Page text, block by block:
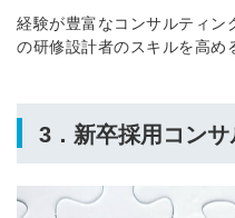
経験が豊富なコンサルティン
の研修設計者のスキルを高め
3．新卒採用コン